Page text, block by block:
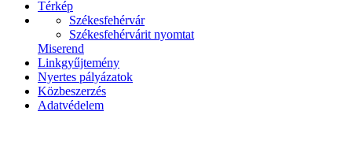
Térkép
Székesfehérvár
Székesfehérvárit nyomtat
Miserend
Linkgyűjtemény
Nyertes pályázatok
Közbeszerzés
Adatvédelem